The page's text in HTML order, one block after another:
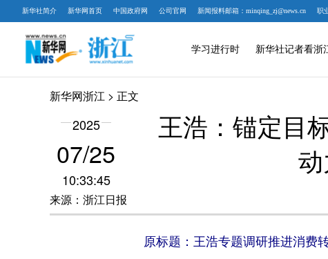
新华社简介 新华网首页 中国政府网 公司官网 新闻报料邮箱：minqing_zj@news.cn 职
学习进行时 新华社记者看浙
新华网浙江 > 正文
2025
07/25
10:33:45
来源：浙江日报
王浩：锚定目
原标题：王浩专题调研推进消费